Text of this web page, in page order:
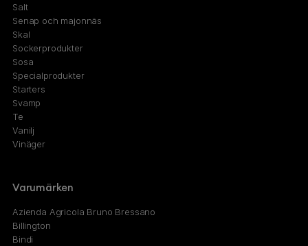
Salt
Senap och majonnäs
Skal
Sockerprodukter
Sosa
Specialprodukter
Starters
Svamp
Te
Vanilj
Vinäger
Varumärken
Azienda Agricola Bruno Bressano
Billington
Bindi